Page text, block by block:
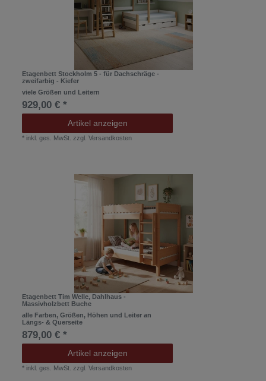
Etagenbett Stockholm 5 - für Dachschräge -
zweifarbig - Kiefer
viele Größen und Leitern
929,00 € *
Artikel anzeigen
* inkl. ges. MwSt. zzgl.Versandkosten
Etagenbett Tim Welle, Dahlhaus -
Massivholzbett Buche
alle Farben, Größen, Höhen und Leiter an
Längs- & Querseite
879,00 € *
Artikel anzeigen
* inkl. ges. MwSt. zzgl.Versandkosten